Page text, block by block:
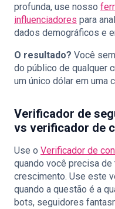
profunda, use nosso
influenciadores para
dados demográficos e
O resultado? Você
do público de qualquer
um único dólar em uma
Verificador de
vs verificador de
Use o Verificador de
quando você precisa
crescimento. Use este
quando a questão é a
bots, seguidores